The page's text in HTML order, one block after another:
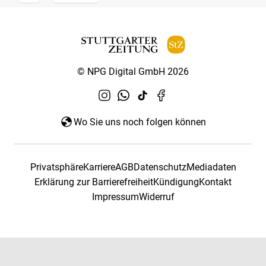
© NPG Digital GmbH 2026
Wo Sie uns noch folgen können
PrivatsphäreKarriereAGBDatenschutzMediadaten
Erklärung zur BarrierefreiheitKündigungKontakt
ImpressumWiderruf